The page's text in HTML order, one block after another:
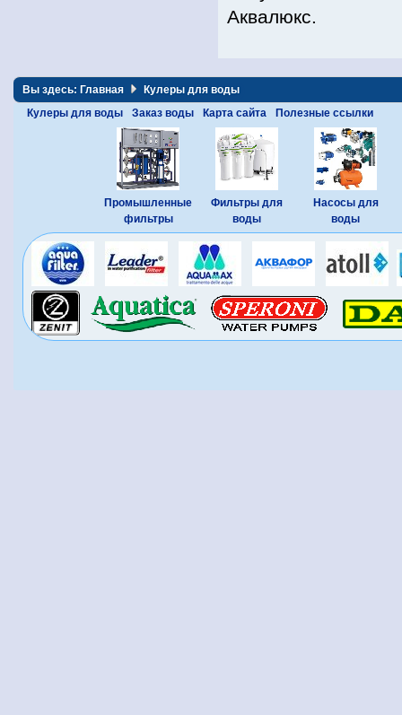
Аквалюкс.
Вы здесь: Главная
Кулеры для воды
Кулеры для воды
Заказ воды Карта сайта Полезные ссылки
Промышленные
фильтры
Фильтры для
воды
Насосы для
воды